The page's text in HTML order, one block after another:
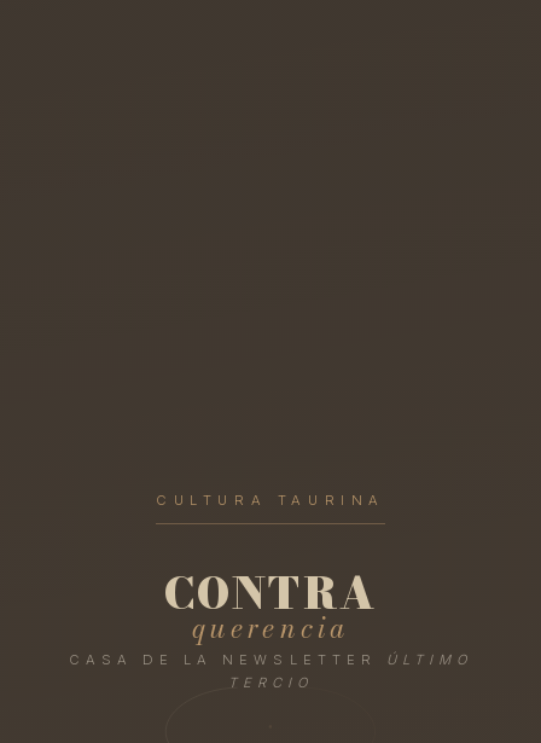
CULTURA TAURINA
CONTRA
querencia
CASA DE LA NEWSLETTER ÚLTIMO
TERCIO